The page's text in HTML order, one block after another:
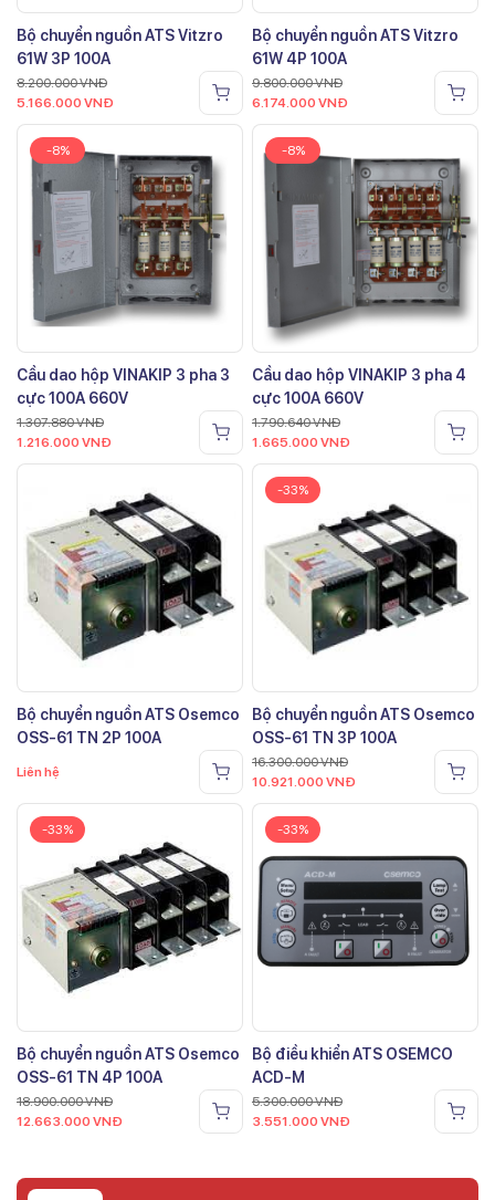
Bộ chuyển nguồn ATS Vitzro
61W 3P 100A
8.200.000VNĐ
5.166.000 VNĐ
Bộ chuyển nguồn ATS Vitzro
61W 4P 100A
9.800.000VNĐ
6.174.000 VNĐ
-8%
Cầu dao hộp VINAKIP 3 pha 3
cực 100A 660V
1.307.880VNĐ
1.216.000 VNĐ
-8%
Cầu dao hộp VINAKIP 3 pha 4
cực 100A 660V
1.790.640VNĐ
1.665.000 VNĐ
Bộ chuyển nguồn ATS Osemco
OSS-61 TN 2P 100A
Liên hệ
-33%
Bộ chuyển nguồn ATS Osemco
OSS-61 TN 3P 100A
16.300.000VNĐ
10.921.000 VNĐ
-33%
Bộ chuyển nguồn ATS Osemco
OSS-61 TN 4P 100A
18.900.000VNĐ
12.663.000 VNĐ
-33%
Bộ điều khiển ATS OSEMCO
ACD-M
5.300.000VNĐ
3.551.000 VNĐ